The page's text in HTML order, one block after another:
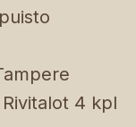
4 kpl